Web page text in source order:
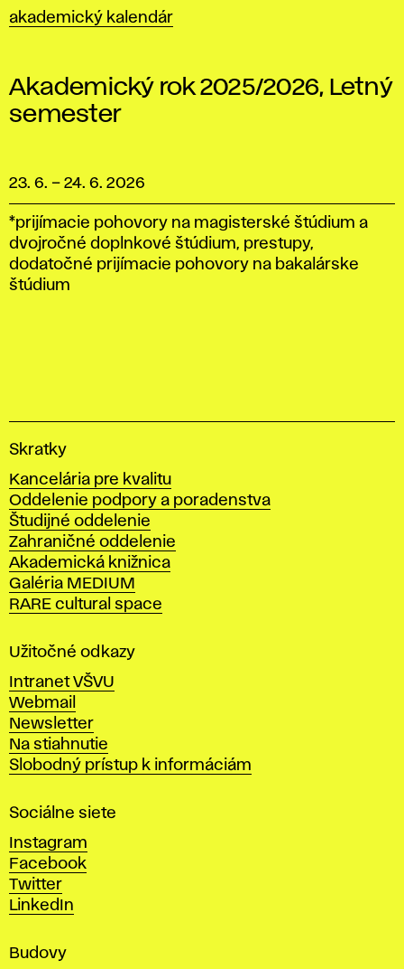
akademický kalendár
Akademický rok 2025/2026, Letný
semester
23. 6. – 24. 6. 2026
*prijímacie pohovory na magisterské štúdium a
dvojročné doplnkové štúdium, prestupy,
dodatočné prijímacie pohovory na bakalárske
štúdium
V
s
o
k
á
š
k
o
a
ý
t
v
a
r
ý
c
h
u
m
e
í
Skratky
Kancelária pre kvalitu
Oddelenie podpory a poradenstva
Študijné oddelenie
Zahraničné oddelenie
Akademická knižnica
Galéria MEDIUM
RARE cultural space
Užitočné odkazy
Intranet VŠVU
Webmail
Newsletter
Na stiahnutie
Slobodný prístup k informáciám
Sociálne siete
Instagram
Facebook
Twitter
LinkedIn
Budovy